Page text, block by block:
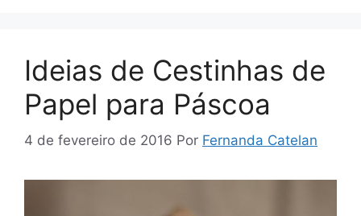
Ideias de Cestinhas de
Papel para Páscoa
4 de fevereiro de 2016 Por Fernanda Catelan